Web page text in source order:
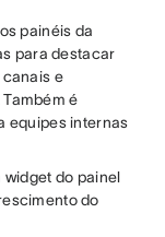
painéis da
para destacar
e
é
equipes internas
do painel
do